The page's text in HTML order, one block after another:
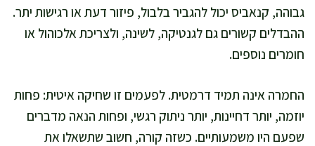
גבוהה, קנאביס יכול להגביר בלבול, פיזור דעת או רגישות יתר.
ההבדלים קשורים גם לגנטיקה, לשינה, ולצריכת אלכוהול או
חומרים נוספים.
החמרה אינה תמיד דרמטית. לפעמים זו שחיקה איטית: פחות
יוזמה, יותר דחיינות, יותר ניתוק רגשי, ופחות הנאה מדברים
שפעם היו משמעותיים. כשזה קורה, חשוב שתשאלו את